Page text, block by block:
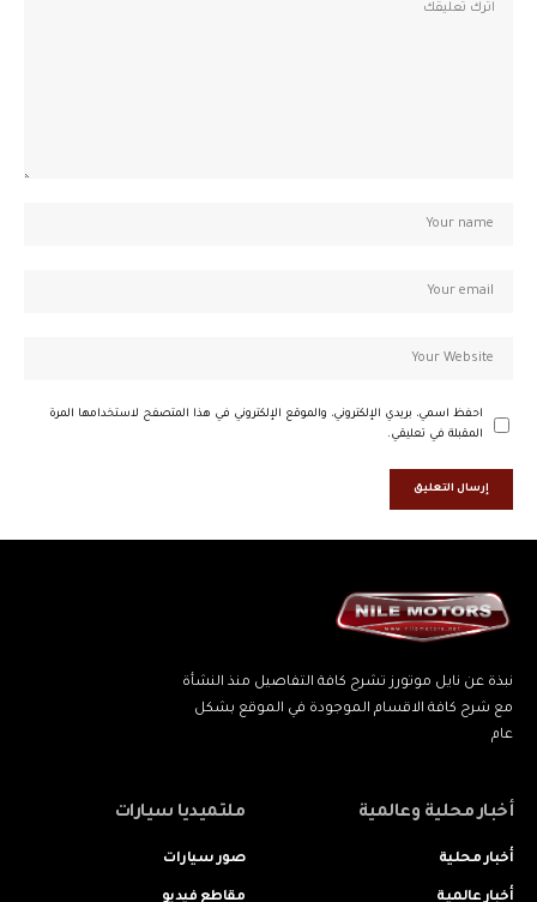
احفظ اسمي، بريدي الإلكتروني، والموقع الإلكتروني في هذا المتصفح لاستخدامها المرة
المقبلة في تعليقي.
نبذة عن نايل موتورز تشرح كافة التفاصيل منذ النشأة
مع شرح كافة الاقسام الموجودة في الموقع بشكل
عام
أخبار محلية وعالمية
أخبار محلية
أخبار عالمية
ملتميديا سيارات
صور سيارات
مقاطع فيديو